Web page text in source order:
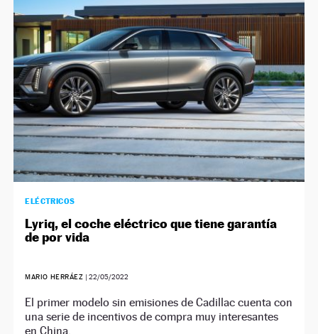
NEWSLETTER
SÍGUENOS
ELÉCTRICOS
Lyriq, el coche eléctrico que tiene garantía
de por vida
MARIO HERRÁEZ | 22/05/2022
El primer modelo sin emisiones de Cadillac cuenta con
una serie de incentivos de compra muy interesantes
en China.